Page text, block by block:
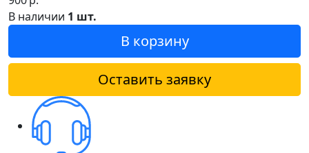
В наличии 1 шт.
В корзину
Оставить заявку